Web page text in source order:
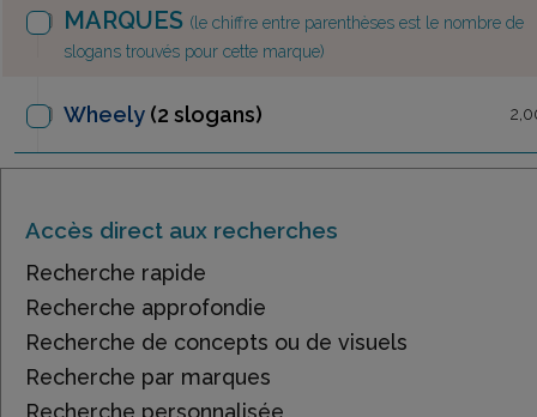
MARQUES (le chiffre entre parenthèses est le nombre de
slogans trouvés pour cette marque)
Wheely (2 slogans)
Accès direct aux recherches
Recherche rapide
Recherche approfondie
Recherche de concepts ou de visuels
Recherche par marques
Recherche personnalisée